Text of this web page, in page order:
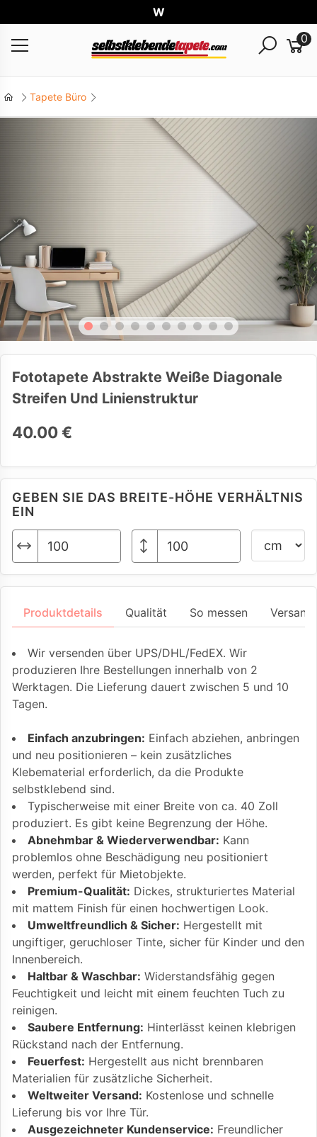
Welt
0
Tapete Büro
Fototapete Abstrakte Weiße Diagonale
Streifen Und Linienstruktur
40.00 €
GEBEN SIE DAS BREITE-HÖHE VERHÄLTNIS
EIN
Produktdetails Qualität So messen
Wir versenden über UPS/DHL/FedEX. Wir
produzieren Ihre Bestellungen innerhalb von 2
Werktagen. Die Lieferung dauert zwischen 5 und 10
Tagen.
Einfach anzubringen: Einfach abziehen, anbringen
und neu positionieren – kein zusätzliches
Klebematerial erforderlich, da die Produkte
selbstklebend sind.
Typischerweise mit einer Breite von ca. 40 Zoll
produziert. Es gibt keine Begrenzung der Höhe.
Abnehmbar & Wiederverwendbar: Kann
problemlos ohne Beschädigung neu positioniert
werden, perfekt für Mietobjekte.
Premium-Qualität: Dickes, strukturiertes Material
mit mattem Finish für einen hochwertigen Look.
Umweltfreundlich & Sicher: Hergestellt mit
ungiftiger, geruchloser Tinte, sicher für Kinder und den
Innenbereich.
Haltbar & Waschbar: Widerstandsfähig gegen
Feuchtigkeit und leicht mit einem feuchten Tuch zu
reinigen.
Saubere Entfernung: Hinterlässt keinen klebrigen
Rückstand nach der Entfernung.
Feuerfest: Hergestellt aus nicht brennbaren
Materialien für zusätzliche Sicherheit.
Weltweiter Versand: Kostenlose und schnelle
Lieferung bis vor Ihre Tür.
Ausgezeichneter Kundenservice: Freundlicher